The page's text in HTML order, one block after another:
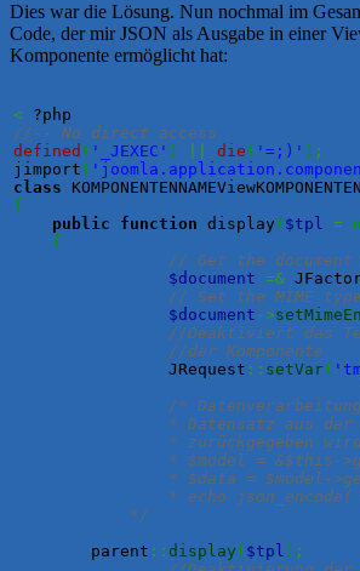
Dies war die Lösung. Nun nochmal im
Code, der mir JSON als Ausgabe in einer
Komponente ermöglicht hat:
<
//-- No direct access
defined ( '_JEXEC' ) die ( '=;)' ) ;
jimport (
class
{
public
function display ( $tpl =
{
// Get the
$document =&
// Set the MIME
$document ->
//Deaktiviert das
//der Komponente
		JRequest
:: setVar(
/*
	    */
        parent
:: display ( $tpl ) ;